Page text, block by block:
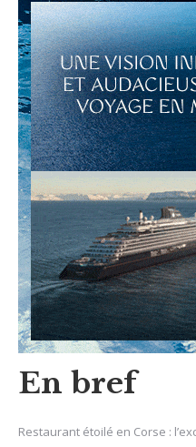
En bref
Restaurant étoilé en Corse :